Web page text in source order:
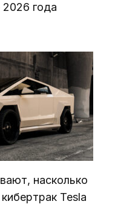
2026 года
насколько
Tesla